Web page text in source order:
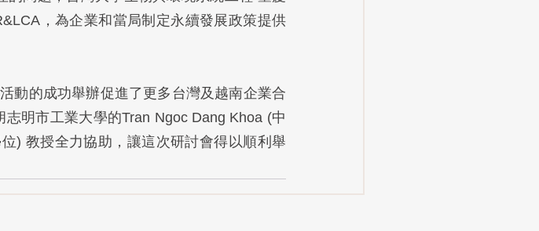
，為企業和當局制定永續發展政策提供
動的成功舉辦促進了更多台灣及越南企業合
明市工業大學的Tran Ngoc Dang Khoa (中
) 教授全力協助，讓這次研討會得以順利舉